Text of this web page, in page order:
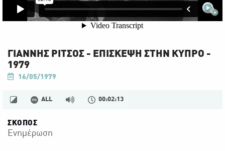
ΓΙΑΝΝΗΣ ΡΙΤΣΟΣ - ΕΠΙΣΚΕΨΗ ΣΤΗΝ ΚΥΠΡΟ -
1979
16/05/1979
ALL 00:02:13
ΣΚΟΠΟΣ
Ενημέρωση